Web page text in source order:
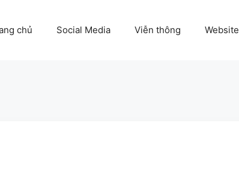
chủ Social Media Viễn thông Website